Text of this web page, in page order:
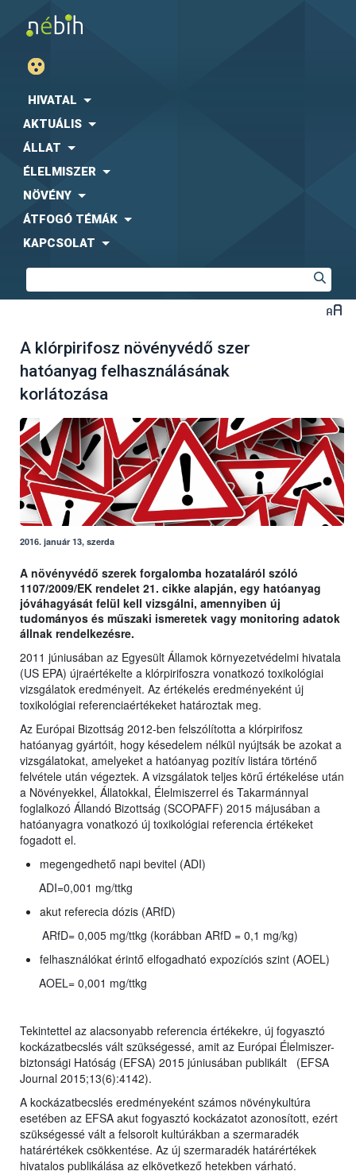
HIVATAL
AKTUÁLIS
ÁLLAT
ÉLELMISZER
NÖVÉNY
ÁTFOGÓ TÉMÁK
KAPCSOLAT
A klórpirifosz növényvédő szer
hatóanyag felhasználásának
korlátozása
2016. január 13, szerda
A növényvédő szerek forgalomba hozataláról szóló
1107/2009/EK rendelet 21. cikke alapján, egy hatóanyag
jóváhagyását felül kell vizsgálni, amennyiben új
tudományos és műszaki ismeretek vagy monitoring adatok
állnak rendelkezésre.
2011 júniusában az Egyesült Államok környezetvédelmi hivatala
(US EPA) újraértékelte a klórpirifoszra vonatkozó toxikológiai
vizsgálatok eredményeit. Az értékelés eredményeként új
toxikológiai referenciaértékeket határoztak meg.
Az Európai Bizottság 2012-ben felszólította a klórpirifosz
hatóanyag gyártóit, hogy késedelem nélkül nyújtsák be azokat a
vizsgálatokat, amelyeket a hatóanyag pozitív listára történő
felvétele után végeztek. A vizsgálatok teljes körű értékelése után
a Növényekkel, Állatokkal, Élelmiszerrel és Takarmánnyal
foglalkozó Állandó Bizottság (SCOPAFF) 2015 májusában a
hatóanyagra vonatkozó új toxikológiai referencia értékeket
fogadott el.
megengedhető napi bevitel (ADI)
ADI=0,001 mg/ttkg
akut referecia dózis (ARfD)
ARfD= 0,005 mg/ttkg (korábban ARfD = 0,1 mg/kg)
felhasználókat érintő elfogadható expozíciós szint (AOEL)
AOEL= 0,001 mg/ttkg
Tekintettel az alacsonyabb referencia értékekre, új fogyasztó
kockázatbecslés vált szükségessé, amit az Európai Élelmiszer-
biztonsági Hatóság (EFSA) 2015 júniusában publikált (EFSA
Journal 2015;13(6):4142).
A kockázatbecslés eredményeként számos növénykultúra
esetében az EFSA akut fogyasztó kockázatot azonosított, ezért
szükségessé vált a felsorolt kultúrákban a szermaradék
határértékek csökkentése. Az új szermaradék határértékek
hivatalos publikálása az elkövetkező hetekben várható.